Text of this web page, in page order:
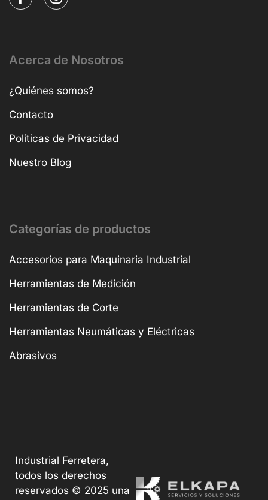
Acerca de Nosotros
¿Quiénes somos?
Contacto
Políticas de Privacidad
Nuestro Blog
Categorías de productos
Accesorios para Maquinaria Industrial
Herramientas de Medición
Herramientas de Corte
Herramientas Neumáticas y Eléctricas
Abrasivos
Industrial Ferretera,
todos los derechos
reservados © 2025 una